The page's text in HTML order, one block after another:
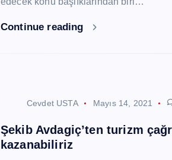
Continue reading
Cevdet USTA Mayıs 14, 2021
Şekib Avdagiç’ten turizm
kazanabiliriz